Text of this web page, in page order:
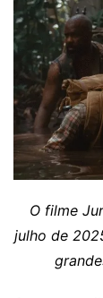
O filme
julho de